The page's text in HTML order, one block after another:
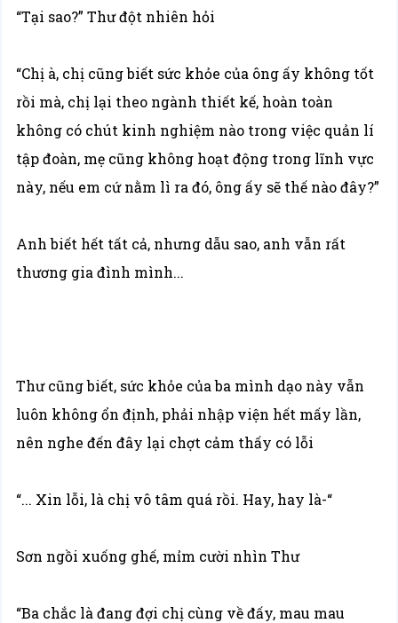
“Tại sao?” Thư đột nhiên hỏi
“Chị à, chị cũng biết sức khỏe của ông ấy không tốt
rồi mà, chị lại theo ngành thiết kế, hoàn toàn
không có chút kinh nghiệm nào trong việc quản lí
tập đoàn, mẹ cũng không hoạt động trong lĩnh vực
này, nếu em cứ nằm lì ra đó, ông ấy sẽ thế nào đây?”
Anh biết hết tất cả, nhưng dẫu sao, anh vẫn rất
thương gia đình mình...
Thư cũng biết, sức khỏe của ba mình dạo này vẫn
luôn không ổn định, phải nhập viện hết mấy lần,
nên nghe đến đây lại chợt cảm thấy có lỗi
“... Xin lỗi, là chị vô tâm quá rồi. Hay, hay là-“
Sơn ngồi xuống ghế, mỉm cười nhìn Thư
“Ba chắc là đang đợi chị cùng về đấy, mau mau